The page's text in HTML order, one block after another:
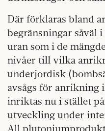
Där förklaras bland
begränsningar såväl
uran som i de
nivåer till vilka
underjordisk
avsågs för anrikning
inriktas nu i stället
utveckling under
All